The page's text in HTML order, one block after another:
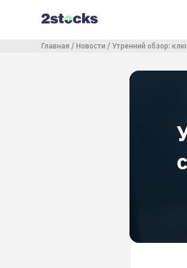
содержанию
Строка навигации
Главная Новости Утренний обзор: